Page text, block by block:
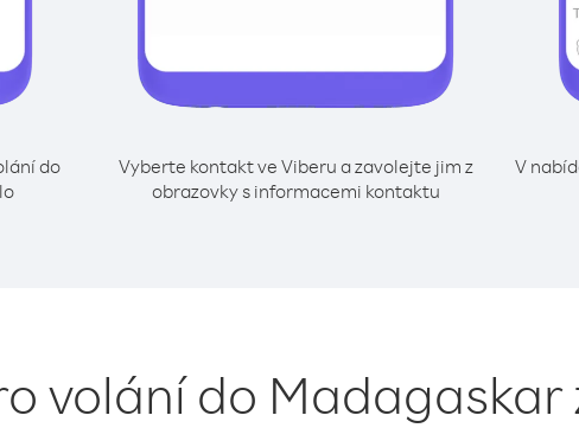
do
Vyberte kontakt ve Viberu a zavolejte jim z
obrazovky s informacemi kontaktu
V
volání do Madagaskar